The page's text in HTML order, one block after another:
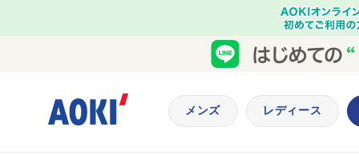
メンズ レディース